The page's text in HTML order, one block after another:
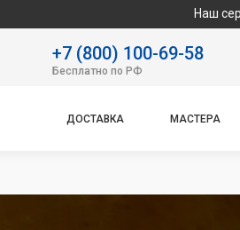
Наш сервисный
+7 (800) 100-69-58
Бесплатно по РФ
ДОСТАВКА МАСТЕРА